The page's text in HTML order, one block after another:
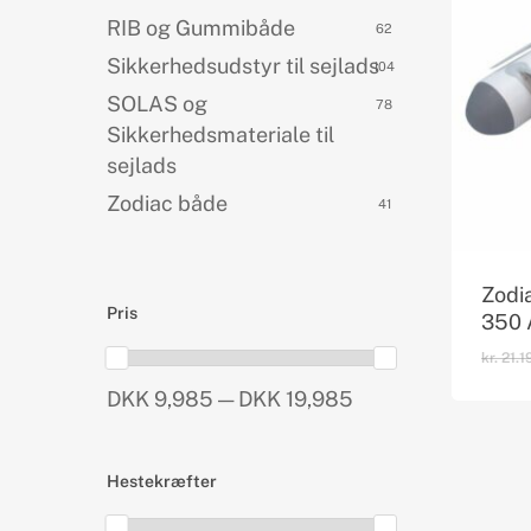
RIB og Gummibåde 62
Sikkerhedsudstyr til sejlads104
SOLAS og
Sikkerhedsmateriale til
sejlads
78
Zodiac både 41
Pris
DKK 9,985 — DKK 19,985
Hestekræfter
350
kr.